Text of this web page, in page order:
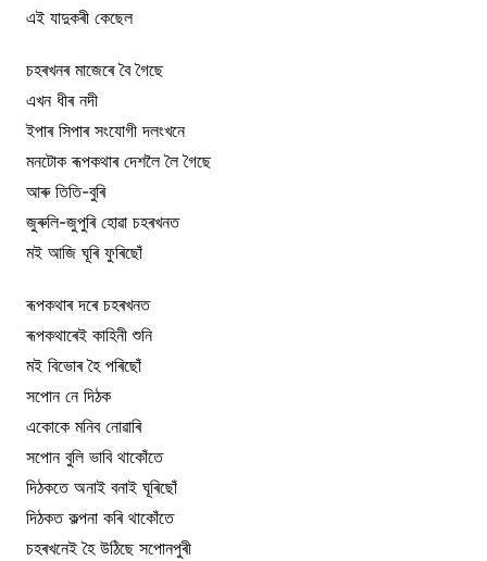
এই যাদুকৰী কেছেল
চহৰখনৰ মাজেৰে বৈ গৈছে
এখন ধীৰ নদী
ইপাৰ সিপাৰ সংযোগী দলংখনে
মনটোক ৰূপকথাৰ দেশলৈ লৈ গৈছে
আৰু তিতি-বুৰি
জুৰুলি-জুপুৰি হোৱা চহৰখনত
মই আজি ঘূৰি ফুৰিছোঁ
ৰূপকথাৰ দৰে চহৰখনত
ৰূপকথাৰেই কাহিনী শুনি
মই বিভোৰ হৈ পৰিছোঁ
সপোন নে দিঠক
একোকে মনিব নোৱাৰি
সপোন বুলি ভাবি থাকোঁতে
দিঠকতে অনাই বনাই ঘূৰিছোঁ
দিঠকত কল্পনা কৰি থাকোঁতে
চহৰখনেই হৈ উঠিছে সপোনপুৰী